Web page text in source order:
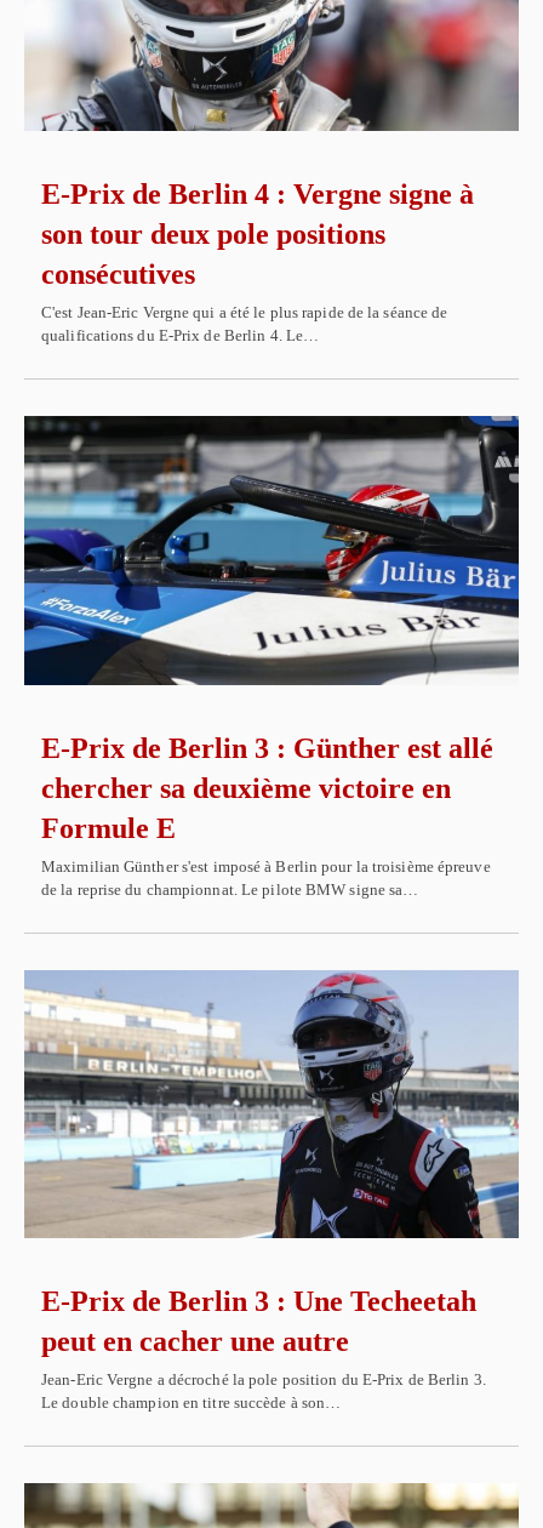
E-Prix de Berlin 4 : Vergne signe à
son tour deux pole positions
consécutives
C'est Jean-Eric Vergne qui a été le plus rapide de la séance de
qualifications du E-Prix de Berlin 4. Le…
E-Prix de Berlin 3 : Günther est allé
chercher sa deuxième victoire en
Formule E
Maximilian Günther s'est imposé à Berlin pour la troisième épreuve
de la reprise du championnat. Le pilote BMW signe sa…
E-Prix de Berlin 3 : Une Techeetah
peut en cacher une autre
Jean-Eric Vergne a décroché la pole position du E-Prix de Berlin 3.
Le double champion en titre succède à son…